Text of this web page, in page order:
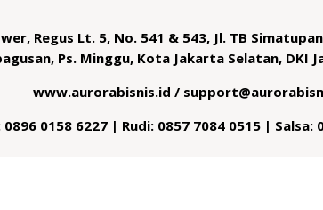
Regus Lt. 5, No. 541 & 543, Jl. TB
Ps. Minggu, Kota Jakarta Selatan, DKI
www.aurorabisnis.id /
0896 0158 6227 | Rudi: 0857 7084 0515 | Salsa: